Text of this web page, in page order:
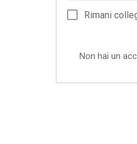
Rimani
Non hai un